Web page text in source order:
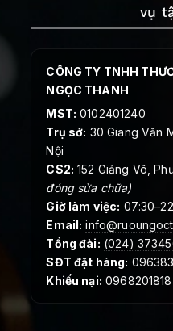
vụ
CÔNG TY TNHH
NGỌC THANH
MST: 0102401240
Trụ sở: 30 Giang Văn
Nội
CS2: 152 Giảng Võ,
đóng sửa chữa)
Giờ làm việc:
Email:
Tổng đài: (024)
SĐT đặt hàng:
Khiếu nại: